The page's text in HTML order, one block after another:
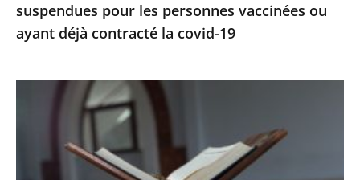
ayant
déjà
la
suspendues pour les personnes vaccinées ou
ayant déjà contracté la covid-19
référés